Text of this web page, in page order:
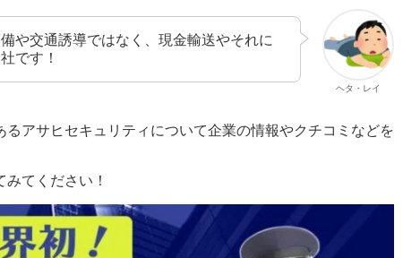
ヘタ・レイ
や交通誘導ではなく、現金輸送やそれに
です！
アサヒセキュリティについて企業の情報やクチコミなどを
てください！